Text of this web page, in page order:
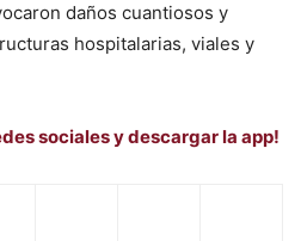
daños cuantiosos y
hospitalarias, viales y
sociales y descargar la app!